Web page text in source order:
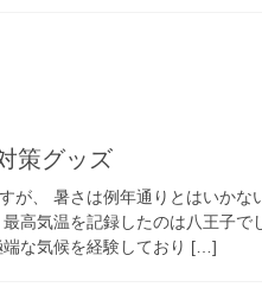
策グッズ
が、 暑さは例年通りとはいかな
高気温を記録したのは八王子で
な気候を経験しており […]